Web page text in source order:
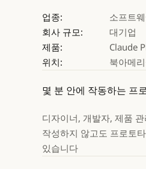
업종:
소프트
회사 규모:
대기업
제품:
Claude
위치:
북아메
몇 분 안에 작동하는 프
디자이너, 개발자, 제품
작성하지 않고도 프로토
있습니다